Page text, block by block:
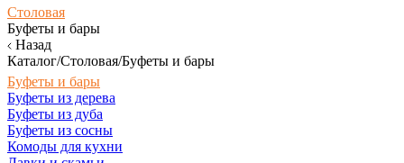
Столовая
Буфеты и бары
Назад
Каталог/Столовая/Буфеты и бары
Буфеты и бары
Буфеты из дерева
Буфеты из дуба
Буфеты из сосны
Комоды для кухни